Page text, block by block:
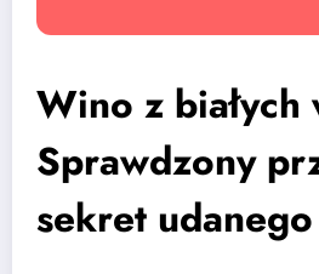
Wino z
Sprawdzony
sekret